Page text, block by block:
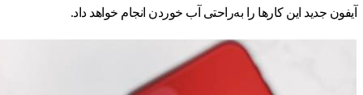
آیفون جدید این کارها را به‌راحتی آب خوردن انجام خواهد داد.